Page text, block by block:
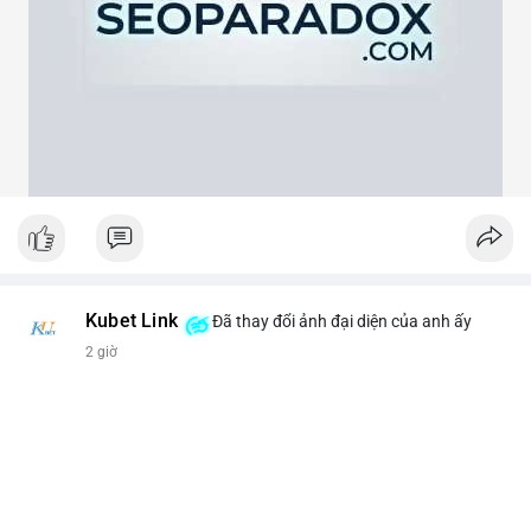
theo cảm xúc, hãy đặt lệnh dựa trên vùng hỗ trợ và kháng cự rõ
Kubet Link Đã thay đổi ảnh đại diện của anh ấy
2 giờ